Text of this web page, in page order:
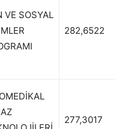
VE SOSYAL
282,6522
277,3017